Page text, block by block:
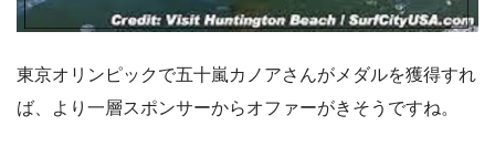
東京オリンピックで五十嵐カノアさんがメダルを獲得すれ
ば、より一層スポンサーからオファーがきそうですね。